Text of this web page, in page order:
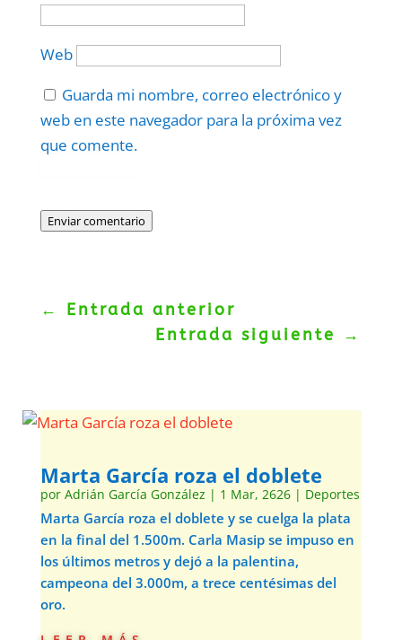
Web
Guarda mi nombre, correo electrónico y
web en este navegador para la próxima vez
que comente.
Enviar comentario
← Entrada anterior
Entrada siguiente
→
Marta García roza el doblete
por Adrián García González | 1 Mar, 2626| Deportes
Marta García roza el doblete y se cuelga la plata
en la final del 1.500m. Carla Masip se impuso en
los últimos metros y dejó a la palentina,
campeona del 3.000m, a trece centésimas del
oro.